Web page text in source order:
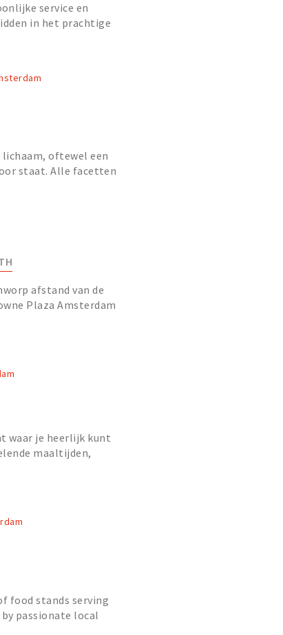
service en
in het prachtige
lichaam, oftewel een
staat. Alle facetten
afstand van de
Plaza Amsterdam
waar je heerlijk kunt
maaltijden,
food stands serving
passionate local